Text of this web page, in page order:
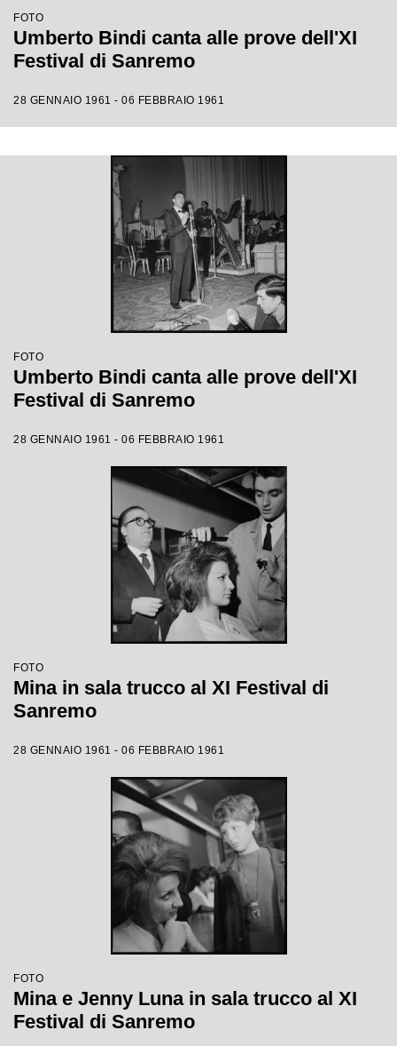
FOTO
Umberto Bindi canta alle prove dell'XI
Festival di Sanremo
28 GENNAIO 1961 - 06 FEBBRAIO 1961
FOTO
Umberto Bindi canta alle prove dell'XI
Festival di Sanremo
28 GENNAIO 1961 - 06 FEBBRAIO 1961
FOTO
Mina in sala trucco al XI Festival di
Sanremo
28 GENNAIO 1961 - 06 FEBBRAIO 1961
FOTO
Mina e Jenny Luna in sala trucco al XI
Festival di Sanremo